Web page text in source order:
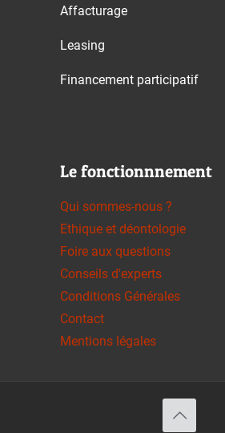
Affacturage
Leasing
Financement participatif
Le fonctionnnement
Qui sommes-nous ?
Ethique et déontologie
Foire aux questions
Conseils d'experts
Conditions Générales
Contact
Mentions légales